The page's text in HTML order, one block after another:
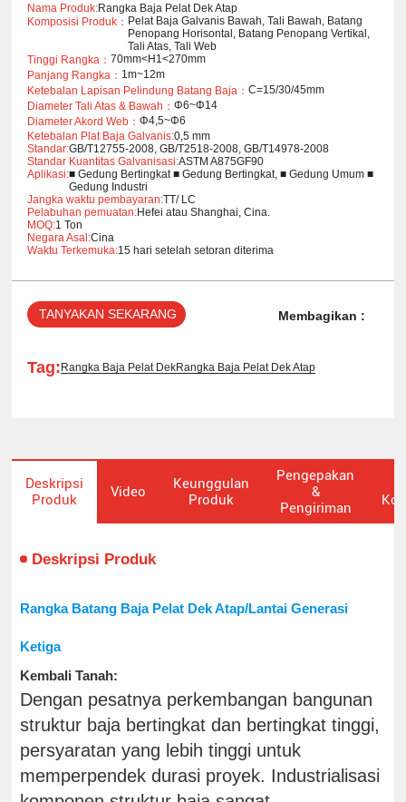
Nama Produk:Rangka Baja Pelat Dek Atap
Komposisi Produk： Pelat Baja Galvanis Bawah, Tali Bawah, Batang
Penopang Horisontal, Batang Penopang Vertikal,
Tali Atas, Tali Web
Tinggi Rangka：70mm<H1<270mm
Panjang Rangka： 1m~12m
Ketebalan Lapisan Pelindung Batang Baja：C=15/30/45mm
Diameter Tali Atas & Bawah：Φ6~Φ14
Diameter Akord Web：Φ4,5~Φ6
Ketebalan Plat Baja Galvanis:0,5 mm
Standar:GB/T12755-2008, GB/T2518-2008, GB/T14978-2008
Standar Kuantitas Galvanisasi:ASTM A875GF90
Aplikasi:■ Gedung Bertingkat ■ Gedung Bertingkat, ■ Gedung Umum ■
Gedung Industri
Jangka waktu pembayaran:TT/ LC
Pelabuhan pemuatan:Hefei atau Shanghai, Cina.
MOQ:1 Ton
Negara Asal:Cina
Waktu Terkemuka:15 hari setelah setoran diterima
TANYAKAN SEKARANG Membagikan :
Tag: Rangka Baja Pelat DekRangka Baja Pelat Dek Atap
Deskripsi
Produk
Video
Keunggulan
Produk
Pengepakan
&
Pengiriman
Deskripsi Produk
Rangka Batang Baja Pelat Dek Atap/Lantai Generasi
Ketiga
Kembali Tanah:
Dengan pesatnya perkembangan bangunan
struktur baja bertingkat dan bertingkat tinggi,
persyaratan yang lebih tinggi untuk
memperpendek durasi proyek. Industrialisasi